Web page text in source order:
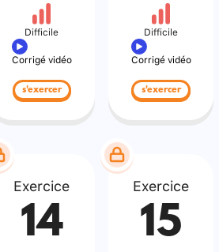
Difficile
Corrigé vidéo
s'exercer
Difficile
Corrigé vidéo
s'exercer
Exercice
14
Exercice
15